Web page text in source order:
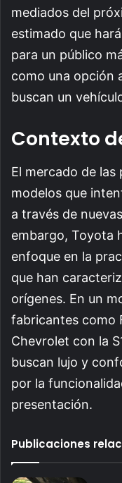
mediados del
estimado que
para un público
como una opción
buscan un
Contexto
El mercado de
modelos que
a través de
embargo, Toyota
enfoque en la
que han
orígenes. En un
fabricantes como
Chevrolet con la
buscan lujo y
por la
presentación.
Publicaciones